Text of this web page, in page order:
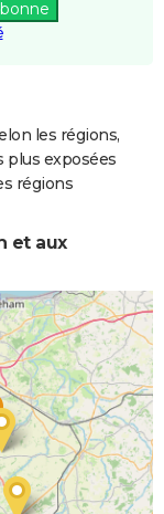
les régions,
plus exposées
régions
et aux